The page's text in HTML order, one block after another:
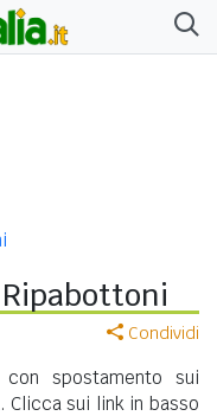
Condividi
spostamento sui
Clicca sui link in basso